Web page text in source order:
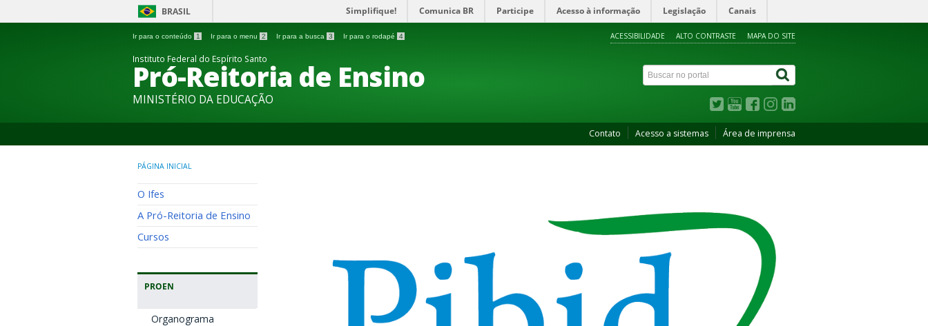
BRASIL Simplifique! Comunica BR Participe Acesso à informação Legislação Canais
Ir para o conteúdo 1 Ir para o menu 2 Ir para a busca 3 Ir para o rodapé 4 ACESSIBILIDADE ALTO CONTRASTE MAPA DO SITE
Instituto Federal do Espírito Santo
Pró-Reitoria de Ensino
MINISTÉRIO DA EDUCAÇÃO
Contato Acesso a sistemas Área de imprensa
PÁGINA INICIAL
O Ifes
A Pró-Reitoria de Ensino
Cursos
PROEN
Organograma